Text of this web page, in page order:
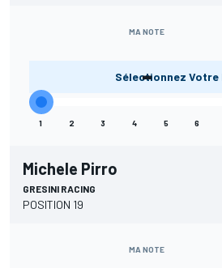
MA NOTE
-
Sélectionnez Votre
1 2 3 4 5 6
Michele Pirro
GRESINI RACING
POSITION 19
MA NOTE